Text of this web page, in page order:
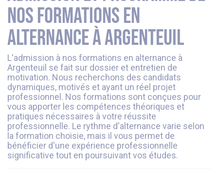
nos formations en
alternance à Argenteuil
L'admission à nos formations en alternance à
Argenteuil se fait sur dossier et entretien de
motivation. Nous recherchons des candidats
dynamiques, motivés et ayant un réel projet
professionnel. Nos formations sont conçues pour
vous apporter les compétences théoriques et
pratiques nécessaires à votre réussite
professionnelle. Le rythme d'alternance varie selon
la formation choisie, mais il vous permet de
bénéficier d'une expérience professionnelle
significative tout en poursuivant vos études.